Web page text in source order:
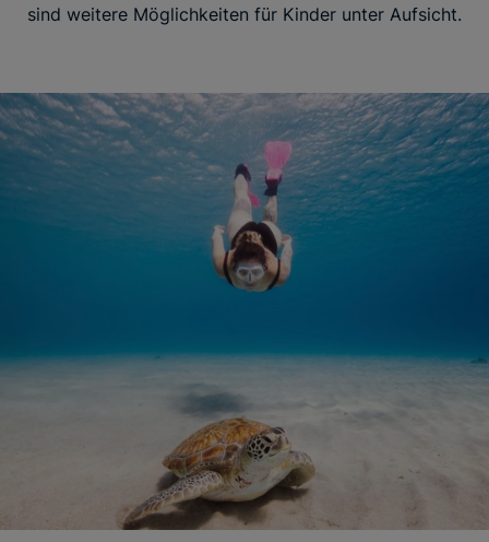
sind weitere Möglichkeiten für Kinder unter Aufsicht.